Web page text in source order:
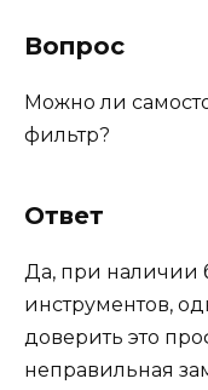
Вопрос
Можно ли
фильтр?
Ответ
Да, при наличии
инструментов,
доверить это
неправильная